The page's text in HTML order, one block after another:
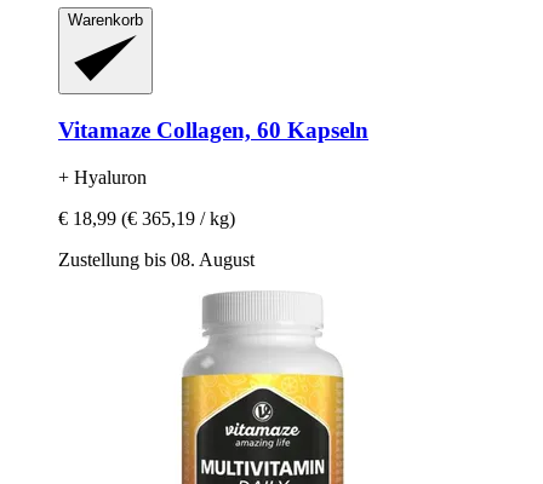
Warenkorb
Vitamaze Collagen, 60 Kapseln
+ Hyaluron
€ 18,99 (€ 365,19 / kg)
Zustellung bis 08. August